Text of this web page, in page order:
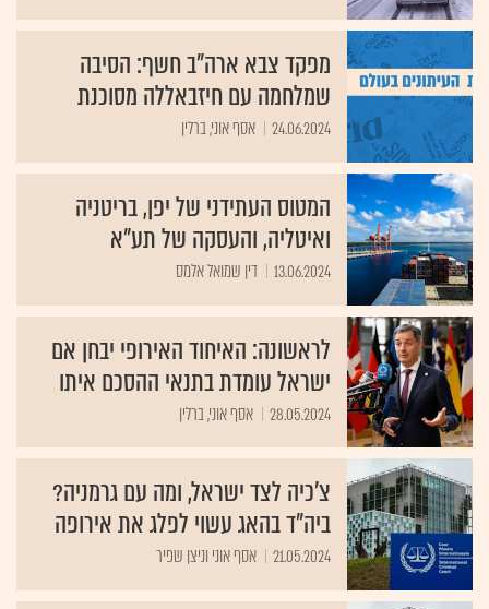
מפקד צבא ארה"ב חשף: הסיבה
שמלחמה עם חיזבאללה מסוכנת
24.06.2024 אסף אוני, ברלין
המטוס העתידני של יפן, בריטניה
ואיטליה, והעסקה של תע"א
13.06.2024 דין שמואל אלמס
לראשונה: האיחוד האירופי יבחן אם
ישראל עומדת בתנאי ההסכם איתו
28.05.2024 אסף אוני, ברלין
צ'כיה לצד ישראל, ומה עם גרמניה?
ביה"ד בהאג עשוי לפלג את אירופה
21.05.2024 אסף אוני וניצן שפיר